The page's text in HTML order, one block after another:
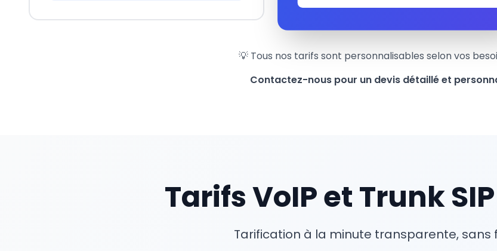
💡 Tous nos tarifs sont personnalisables selon vos
Contactez-nous pour un devis détaillé et
Tarifs VoIP et Trunk
Tarification à la minute transparente, sans